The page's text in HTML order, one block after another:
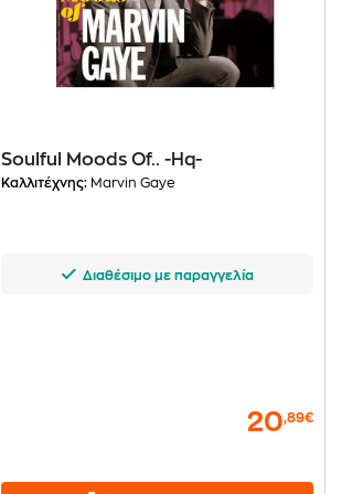
Soulful Moods Of.. -Hq-
Καλλιτέχνης:Marvin Gaye
Διαθέσιμο με παραγγελία
20,89€